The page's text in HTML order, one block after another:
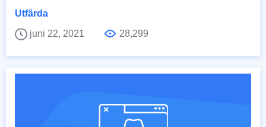
Utfärda
juni 22, 2021
28,299